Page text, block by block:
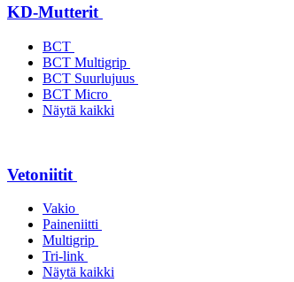
KD-Mutterit
BCT
BCT Multigrip
BCT Suurlujuus
BCT Micro
Näytä kaikki
Vetoniitit
Vakio
Paineniitti
Multigrip
Tri-link
Näytä kaikki